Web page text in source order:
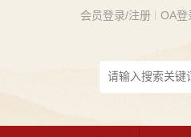
会员登录/注册 OA登